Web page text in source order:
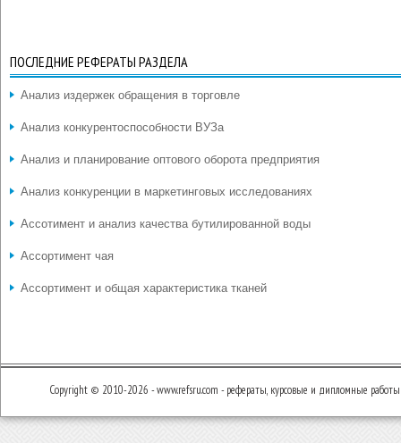
ПОСЛЕДНИЕ РЕФЕРАТЫ РАЗДЕЛА
Анализ издержек обращения в торговле
Анализ конкурентоспособности ВУЗа
Анализ и планирование оптового оборота предприятия
Анализ конкуренции в маркетинговых исследованиях
Ассотимент и анализ качества бутилированной воды
Ассортимент чая
Ассортимент и общая характеристика тканей
Copyright © 2010-2026 - www.refsru.com - рефераты, курсовые и дипломные работы